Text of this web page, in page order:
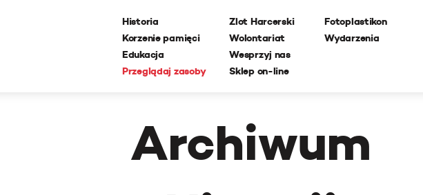
Historia
Korzenie pamięci
Edukacja
Przeglądaj zasoby
Zlot Harcerski
Wolontariat
Wesprzyj nas
Sklep on-line
Fotoplastikon
Wydarzenia
Archiwum